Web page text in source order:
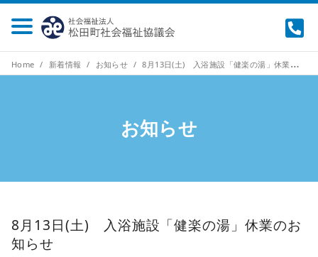
Home 新着情報 お知らせ 8月13日(土) 入浴施設「健楽の湯」休業のお知らせ
お知らせ
8月13日(土) 入浴施設「健楽の湯」休業のお
知らせ